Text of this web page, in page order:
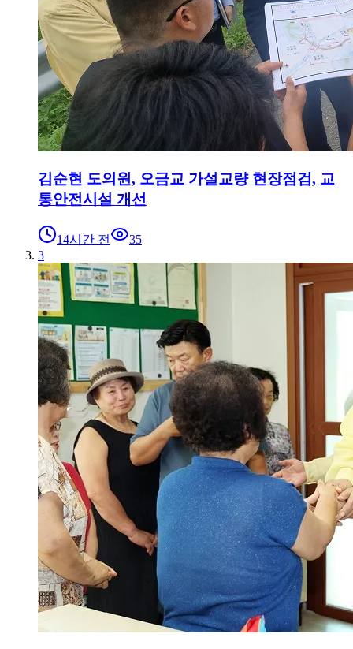
김순현 도의원, 오금교 가설교량 현장점검, 교
통안전시설 개선
14시간 전
35
3